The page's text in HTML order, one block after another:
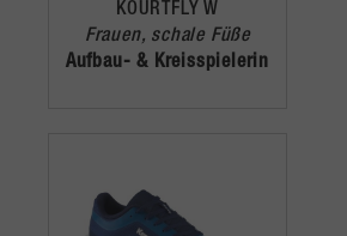
KOURTFLY W
Frauen, schale Füße
Aufbau- & Kreisspielerin